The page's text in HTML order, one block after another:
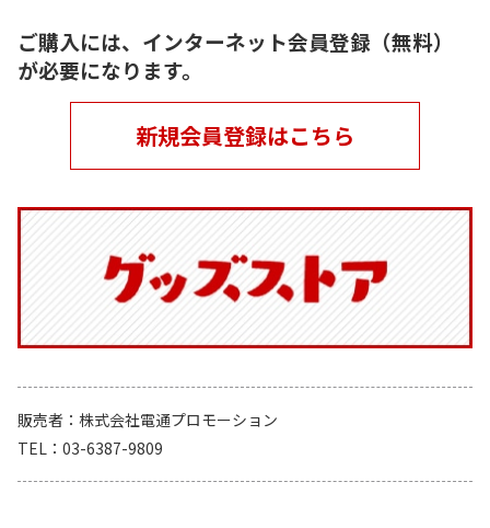
ご購入には、インターネット会員登録（無料）
が必要になります。
新規会員登録はこちら
販売者
株式会社電通プロモーション
TEL
03-6387-9809